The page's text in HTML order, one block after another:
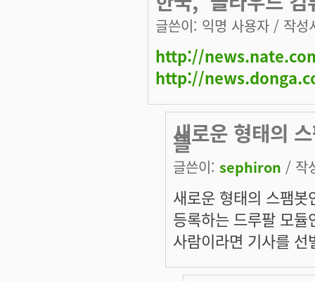
글쓴이: 익명 사용자 / 작성
http://
http://
새로운 형태의
를
글쓴이: sephiron / 작
새로운 형태의 스팸
등록하는 드루팔 모듈
사람이라면 기사를